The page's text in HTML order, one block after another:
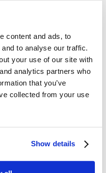
content and ads, to
to analyse our traffic.
your use of our site with
analytics partners who
that you’ve
collected from your use
Show details